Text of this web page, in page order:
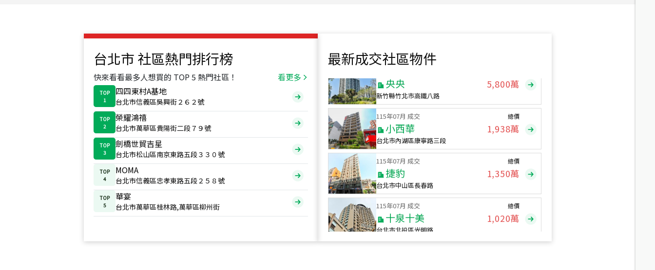
台北市 社區熱門排行榜
快來看看最多人想買的 TOP 5 熱門社區！ 看更多
TOP
1
四四東村A基地
台北市信義區吳興街２６２號
TOP
2
榮耀鴻禧
台北市萬華區貴陽街二段７９號
TOP
3
劍橋世貿吉星
台北市松山區南京東路五段３３０號
TOP
4
MOMA
台北市信義區忠孝東路五段２５８號
TOP
5
華宴
台北市萬華區桂林路,萬華區柳州街
最新成交社區物件
115年07月 成交
新竹縣竹北市高鐵八路
115年07月 成交
小西華
台北市內湖區康寧路三段
總價
1,938萬
115年07月 成交
捷豹
台北市中山區長春路
總價
1,350萬
115年07月 成交
十泉十美
台北市北投區光明路
總價
1,020萬